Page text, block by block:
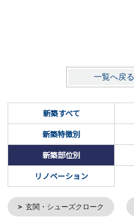
一覧へ戻る
新築すべて
新築特徴別
新築部位別
リノベーション
玄関・シューズクローク